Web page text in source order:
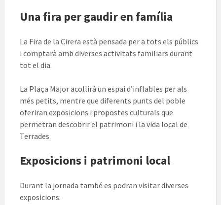
Una fira per gaudir en família
La Fira de la Cirera està pensada per a tots els públics
i comptarà amb diverses activitats familiars durant
tot el dia.
La Plaça Major acollirà un espai d’inflables per als
més petits, mentre que diferents punts del poble
oferiran exposicions i propostes culturals que
permetran descobrir el patrimoni i la vida local de
Terrades.
Exposicions i patrimoni local
Durant la jornada també es podran visitar diverses
exposicions: